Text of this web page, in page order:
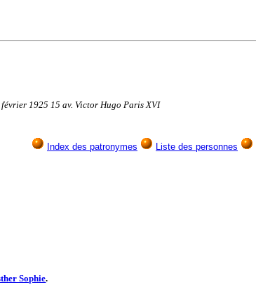
1925 15 av. Victor Hugo Paris XVI
Index des patronymes Liste des personnes
Sophie.